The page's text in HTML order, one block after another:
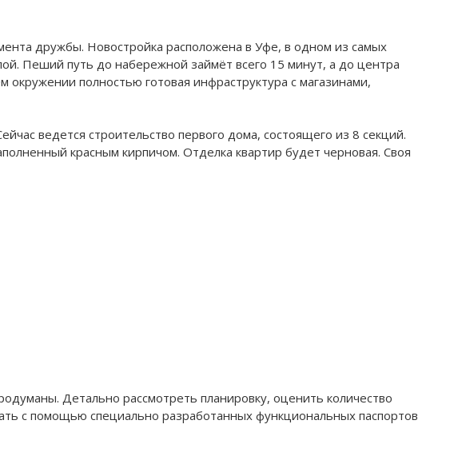
дружбы. Новостройка расположена в Уфе, в одном из самых
Пеший путь до набережной займёт всего 15 минут, а до центра
полностью готовая инфраструктура с магазинами,
ведется строительство первого дома, состоящего из 8 секций.
красным кирпичом. Отделка квартир будет черновая. Своя
Детально рассмотреть планировку, оценить количество
с помощью специально разработанных функциональных паспортов